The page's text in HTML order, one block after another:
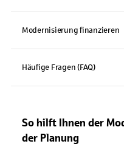
Modernisierung finanzieren
Häufige Fragen (FAQ)
So hilft Ihnen der
der Planung